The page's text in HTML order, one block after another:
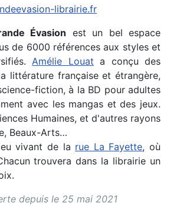
librairie.fr
Évasion est un bel espace
de 6000 références aux styles et
Amélie Louat a conçu des
littérature française et étrangère,
fiction, à la BD pour adultes
avec les mangas et des jeux.
Humaines, et d'autres rayons
Beaux-Arts…
vivant de la rue La Fayette, où
trouvera dans la librairie un
depuis le 25 mai 2021